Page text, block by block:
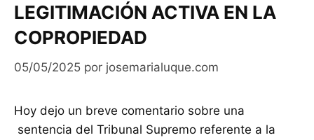
LEGITIMACIÓN ACTIVA EN LA
COPROPIEDAD
05/05/2025 por josemarialuque.com
Hoy dejo un breve comentario sobre una
sentencia del Tribunal Supremo referente a la